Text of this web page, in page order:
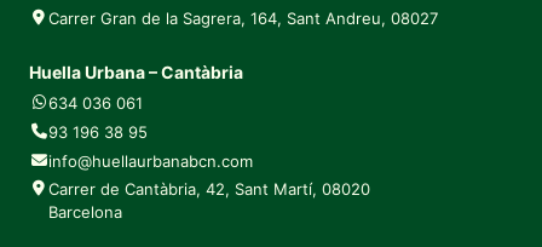
Carrer Gran de la Sagrera, 164, Sant Andreu, 08027
Huella Urbana – Cantàbria
634 036 061
93 196 38 95
info@huellaurbanabcn.com
Carrer de Cantàbria, 42, Sant Martí, 08020
Barcelona